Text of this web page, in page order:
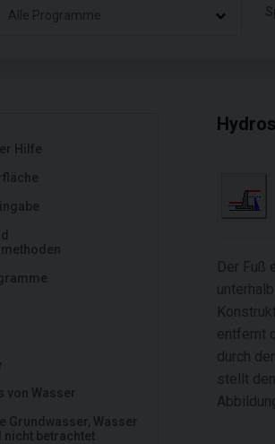
Alle Programme
Hilfe
von Wasser
Grundwasser, Wasser
nicht betrachtet
Der Fuß
entfernt
durch
stellt